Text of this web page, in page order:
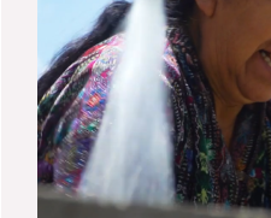
gobiernos municipales
coincidencia
aprendizaje cruzado
que el FCAS impulsa
estrategia de
ya que puede